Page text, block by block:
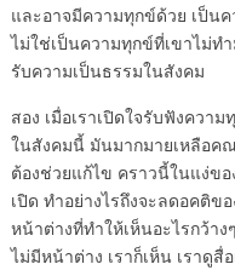
และอาจมีความทุกข์ด้วย เป็น
ไม่ใช่เป็นความทุกข์ที่เขาไม่ท
รับความเป็นธรรมในสังคม
สอง เมื่อเราเปิดใจรับฟังควา
ในสังคมนี้ มันมากมายเหลือค
ต้องช่วยแก้ไข คราวนี้ในแง่ขอ
เปิด ทำอย่างไรถึงจะลดอคติข
หน้าต่างที่ทำให้เห็นอะไรกว้า
ไม่มีหน้าต่าง เราก็เห็น เราดูสื่